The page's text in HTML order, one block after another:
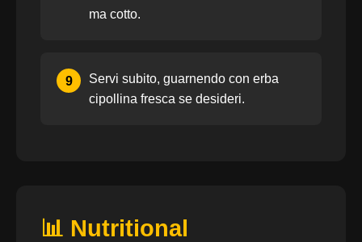
ma cotto.
9
Servi subito, guarnendo con erba
cipollina fresca se desideri.
📊 Nutritional